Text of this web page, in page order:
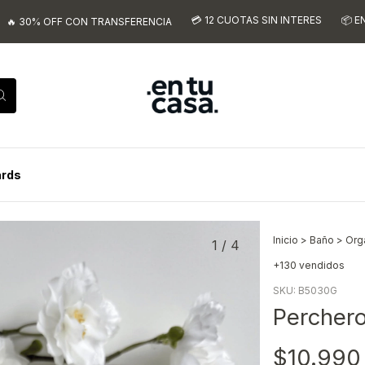
CON TRANSFERENCIA 💳 12 CUOTAS SIN INTERES 📦 ENVIOS A
1 / 4 Inicio > Baño >
+130 vendidos
SKU: B5030G
$10.990